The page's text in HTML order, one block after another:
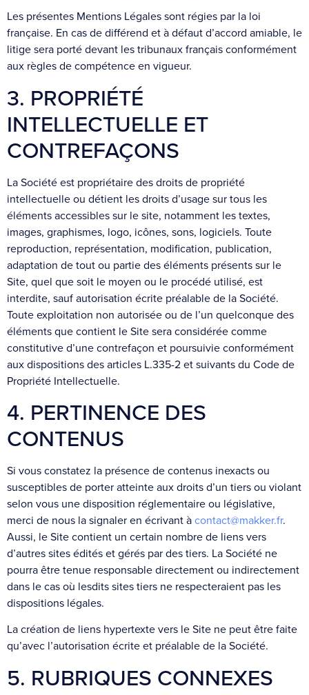
Les présentes Mentions Légales sont régies par la loi
française. En cas de différend et à défaut d’accord amiable, le
litige sera porté devant les tribunaux français conformément
aux règles de compétence en vigueur.
3. PROPRIÉTÉ
INTELLECTUELLE ET
CONTREFAÇONS
La Société est propriétaire des droits de propriété
intellectuelle ou détient les droits d’usage sur tous les
éléments accessibles sur le site, notamment les textes,
images, graphismes, logo, icônes, sons, logiciels. Toute
reproduction, représentation, modification, publication,
adaptation de tout ou partie des éléments présents sur le
Site, quel que soit le moyen ou le procédé utilisé, est
interdite, sauf autorisation écrite préalable de la Société.
Toute exploitation non autorisée ou de l’un quelconque des
éléments que contient le Site sera considérée comme
constitutive d’une contrefaçon et poursuivie conformément
aux dispositions des articles L.335-2 et suivants du Code de
Propriété Intellectuelle.
4. PERTINENCE DES
CONTENUS
Si vous constatez la présence de contenus inexacts ou
susceptibles de porter atteinte aux droits d’un tiers ou violant
selon vous une disposition réglementaire ou législative,
merci de nous la signaler en écrivant àcontact@makker.fr.
Aussi, le Site contient un certain nombre de liens vers
d’autres sites édités et gérés par des tiers. La Société ne
pourra être tenue responsable directement ou indirectement
dans le cas où lesdits sites tiers ne respecteraient pas les
dispositions légales.
La création de liens hypertexte vers le Site ne peut être faite
qu’avec l’autorisation écrite et préalable de la Société.
5. RUBRIQUES CONNEXES